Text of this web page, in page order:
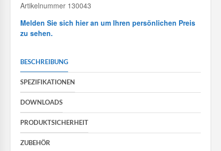
Artikelnummer 130043
Melden Sie sich hier an um Ihren persönlichen Preis
zu sehen.
BESCHREIBUNG
SPEZIFIKATIONEN
DOWNLOADS
PRODUKTSICHERHEIT
ZUBEHÖR